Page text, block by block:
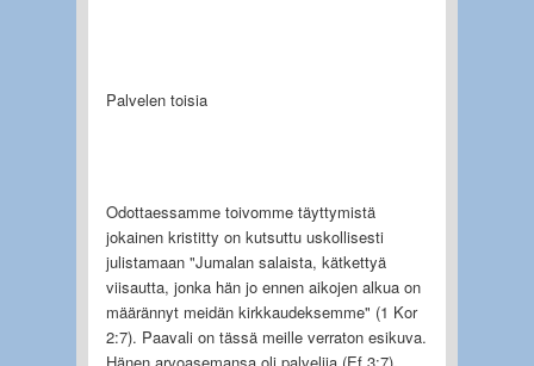
Palvelen toisia
Odottaessamme toivomme täyttymistä
jokainen kristitty on kutsuttu uskollisesti
julistamaan "Jumalan salaista, kätkettyä
viisautta, jonka hän jo ennen aikojen alkua on
määrännyt meidän kirkkaudeksemme" (1 Kor
2:7). Paavali on tässä meille verraton esikuva.